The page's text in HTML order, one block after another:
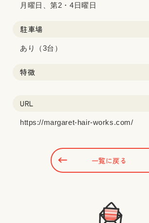
月曜日、第2・4日曜日
駐車場
あり（3台）
特徴
URL
https://margaret-hair-works.com/
一覧に戻る